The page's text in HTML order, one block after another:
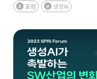
포럼 생성AI